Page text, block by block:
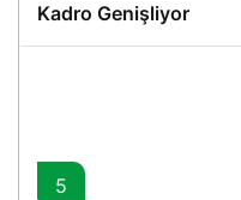
Kadro Genişliyor
5